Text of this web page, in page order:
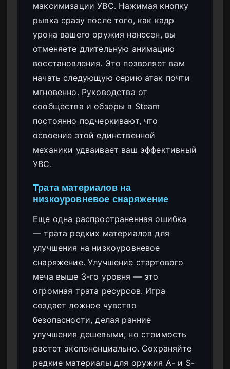
максимизации УВС. Нажимая кнопку
рывка сразу после того, как кадр
урона вашего оружия нанесен, вы
отменяете длительную анимацию
восстановления. Это позволяет вам
начать следующую серию атак почти
мгновенно. Руководства от
сообщества и обзоры в Steam
постоянно подчеркивают, что
освоение этой единственной
механики удваивает ваш эффективный
УВС.
Трата материалов на
низкоуровневое снаряжение
Еще одна распространенная ошибка
— трата редких материалов для
улучшения на низкоуровневое
снаряжение. Улучшение стартового
меча выше 3-го уровня — это
огромная трата ресурсов. Игра
создает ложное чувство
безопасности, делая ранние
улучшения дешевыми, но стоимость
растет экспоненциально. Сохраняйте
редкие материалы для оружия A- и S-